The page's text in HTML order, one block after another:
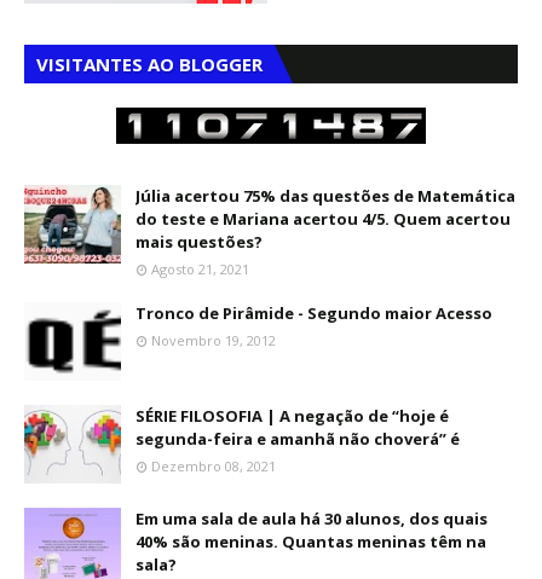
VISITANTES AO BLOGGER
Júlia acertou 75% das questões de Matemática
do teste e Mariana acertou 4/5. Quem acertou
mais questões?
Agosto 21, 2021
Tronco de Pirâmide - Segundo maior Acesso
Novembro 19, 2012
SÉRIE FILOSOFIA | A negação de “hoje é
segunda-feira e amanhã não choverá” é
Dezembro 08, 2021
Em uma sala de aula há 30 alunos, dos quais
40% são meninas. Quantas meninas têm na
sala?